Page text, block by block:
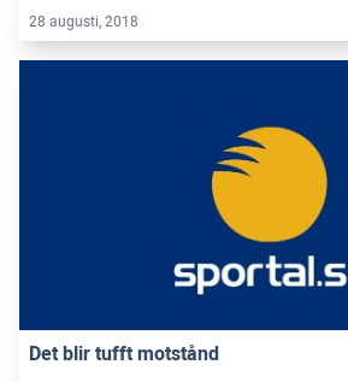
28 augusti, 2018
Det blir tufft motstånd